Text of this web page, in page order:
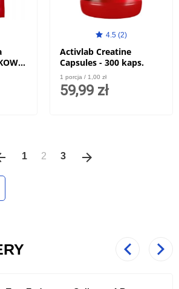
4.5 (2)
Activlab Creatine
Capsules - 300 kaps.
1 porcja / 1,00 zł
59,99 zł
Poprzedni
1 2 3 arrow_forward
Poprzedni